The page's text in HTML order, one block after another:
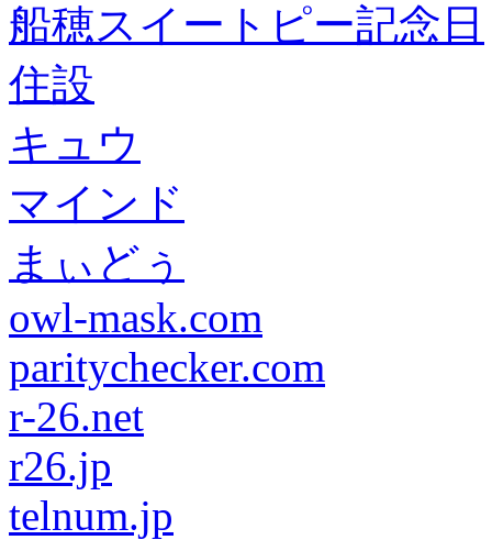
船穂スイートピー記念日
住設
キュウ
マインド
まぃどぅ
owl-mask.com
paritychecker.com
r-26.net
r26.jp
telnum.jp